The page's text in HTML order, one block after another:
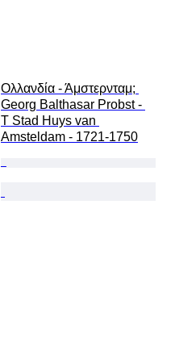
Ολλανδία - Άμστερνταμ;
Georg Balthasar Probst -
T Stad Huys van
Amsteldam - 1721-1750